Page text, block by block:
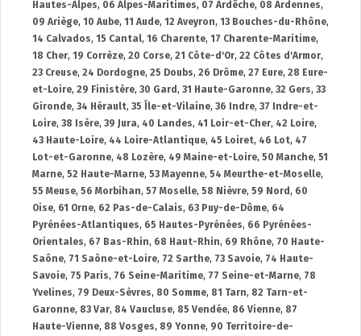
Hautes-Alpes, 06 Alpes-Maritimes, 07 Ardêche, 08 Ardennes,
09 Ariège, 10 Aube, 11 Aude, 12 Aveyron, 13 Bouches-du-Rhône,
14 Calvados, 15 Cantal, 16 Charente, 17 Charente-Maritime,
18 Cher, 19 Corrèze, 20 Corse, 21 Côte-d'Or, 22 Côtes d'Armor,
23 Creuse, 24 Dordogne, 25 Doubs, 26 Drôme, 27 Eure, 28 Eure-
et-Loire, 29 Finistère, 30 Gard , 31 Haute-Garonne, 32 Gers, 33
Gironde, 34 Hérault, 35 Île-et-Vilaine, 36 Indre, 37 Indre-et-
Loire, 38 Isère, 39 Jura, 40 Landes, 41 Loir-et-Cher, 42 Loire,
43 Haute-Loire, 44 Loire-Atlantique, 45 Loiret, 46 Lot, 47
Lot-et-Garonne, 48 Lozère, 49 Maine-et-Loire, 50 Manche, 51
Marne, 52 Haute-Marne, 53 Mayenne, 54 Meurthe-et-Moselle,
55 Meuse, 56 Morbihan, 57 Moselle, 58 Nièvre, 59 Nord , 60
Oise, 61 Orne, 62 Pas-de-Calais, 63 Puy-de-Dôme, 64
Pyrénées-Atlantiques, 65 Hautes-Pyrénées, 66 Pyrénées-
Orientales, 67 Bas-Rhin, 68 Haut-Rhin, 69 Rhône, 70 Haute-
Saône, 71 Saône-et-Loire, 72 Sarthe, 73 Savoie, 74 Haute-
Savoie, 75 Paris, 76 Seine-Maritime, 77 Seine-et-Marne, 78
Yvelines, 79 Deux-Sèvres, 80 Somme, 81 Tarn, 82 Tarn-et-
Garonne, 83 Var, 84 Vaucluse, 85 Vendée, 86 Vienne, 87
Haute-Vienne, 88 Vosges, 89 Yonne, 90 Territoire-de-